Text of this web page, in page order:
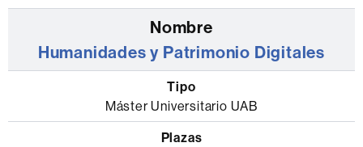
Humanidades y Patrimonio Digitales
Máster Universitario UAB